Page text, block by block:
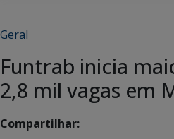
Geral
Funtrab inicia
2,8 mil vagas em
Compartilhar: